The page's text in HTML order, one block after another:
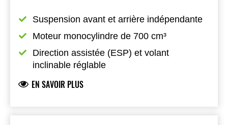
Suspension avant et arrière indépendante
Moteur monocylindre de 700 cm³
Direction assistée (ESP) et volant
inclinable réglable
EN SAVOIR PLUS